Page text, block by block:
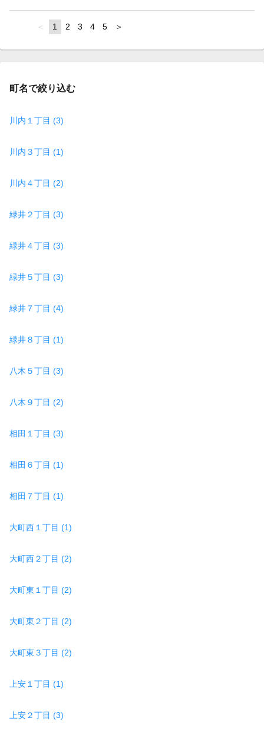
page
You're
page
1 page
2 page
3 page
4 page
5 page
町名で絞り込む
川内１丁目 (3)
川内３丁目 (1)
川内４丁目 (2)
緑井２丁目 (3)
緑井４丁目 (3)
緑井５丁目 (3)
緑井７丁目 (4)
緑井８丁目 (1)
八木５丁目 (3)
八木９丁目 (2)
相田１丁目 (3)
相田６丁目 (1)
相田７丁目 (1)
大町西１丁目 (1)
大町西２丁目 (2)
大町東１丁目 (2)
大町東２丁目 (2)
大町東３丁目 (2)
上安１丁目 (1)
上安２丁目 (3)